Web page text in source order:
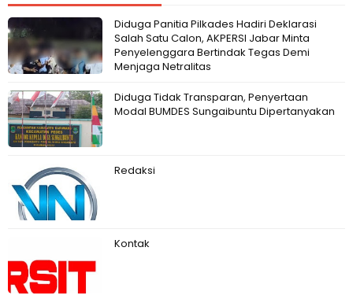
Diduga Panitia Pilkades Hadiri Deklarasi
Salah Satu Calon, AKPERSI Jabar Minta
Penyelenggara Bertindak Tegas Demi
Menjaga Netralitas
Diduga Tidak Transparan, Penyertaan
Modal BUMDES Sungaibuntu Dipertanyakan
Redaksi
Kontak